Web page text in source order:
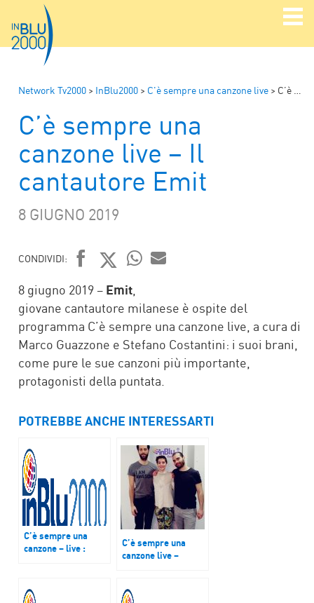
Network Tv2000 > InBlu2000 > C'è sempre una canzone live > C’è sempre una canzone live – Il cantautore Emit
C’è sempre una
canzone live – Il
cantautore Emit
8 GIUGNO 2019
CONDIVIDI:
FACEBOOK
TWITTER
WHATSAPP
8 giugno 2019 – Emit
giovane cantautore milanese è ospite del
programma C’è sempre una canzone live, a cura di
Marco Guazzone e Stefano Costantini: i suoi brani,
come pure le sue canzoni più importante,
protagonisti della puntata.
POTREBBE ANCHE INTERESSARTI
C’è sempre una
canzone – live :
C’è sempre una
canzone live –
Mattiska